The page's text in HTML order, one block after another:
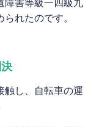
障害等級一四級九
れたのです。
触し、自転車の運